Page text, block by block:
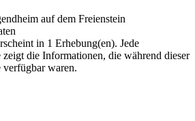
auf dem Freienstein
in 1 Erhebung(en). Jede
die Informationen, die während dieser
verfügbar waren.